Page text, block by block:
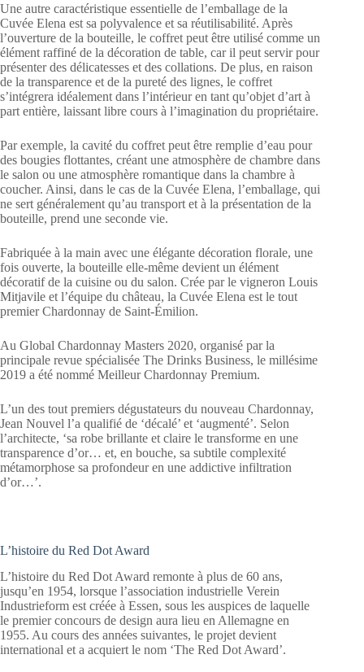
Une autre caractéristique essentielle de l’emballage de la
Cuvée Elena est sa polyvalence et sa réutilisabilité. Après
l’ouverture de la bouteille, le coffret peut être utilisé comme un
élément raffiné de la décoration de table, car il peut servir pour
présenter des délicatesses et des collations. De plus, en raison
de la transparence et de la pureté des lignes, le coffret
s’intégrera idéalement dans l’intérieur en tant qu’objet d’art à
part entière, laissant libre cours à l’imagination du propriétaire.
Par exemple, la cavité du coffret peut être remplie d’eau pour
des bougies flottantes, créant une atmosphère de chambre dans
le salon ou une atmosphère romantique dans la chambre à
coucher. Ainsi, dans le cas de la Cuvée Elena, l’emballage, qui
ne sert généralement qu’au transport et à la présentation de la
bouteille, prend une seconde vie.
Fabriquée à la main avec une élégante décoration florale, une
fois ouverte, la bouteille elle-même devient un élément
décoratif de la cuisine ou du salon. Crée par le vigneron Louis
Mitjavile et l’équipe du château, la Cuvée Elena est le tout
premier Chardonnay de Saint-Émilion.
Au Global Chardonnay Masters 2020, organisé par la
principale revue spécialisée The Drinks Business, le millésime
2019 a été nommé Meilleur Chardonnay Premium.
L’un des tout premiers dégustateurs du nouveau Chardonnay,
Jean Nouvel l’a qualifié de ‘décalé’ et ‘augmenté’. Selon
l’architecte, ‘sa robe brillante et claire le transforme en une
transparence d’or… et, en bouche, sa subtile complexité
métamorphose sa profondeur en une addictive infiltration
d’or…’.
L’histoire du Red Dot Award
L’histoire du Red Dot Award remonte à plus de 60 ans,
jusqu’en 1954, lorsque l’association industrielle Verein
Industrieform est créée à Essen, sous les auspices de laquelle
le premier concours de design aura lieu en Allemagne en
1955. Au cours des années suivantes, le projet devient
international et a acquiert le nom ‘The Red Dot Award’.